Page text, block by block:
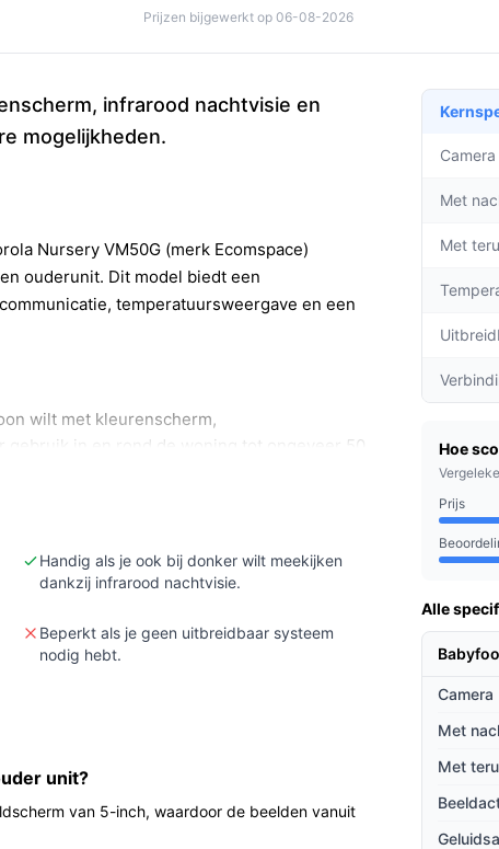
Prijzen bijgewerkt op 06-08-2026
infrarood nachtvisie en
mogelijkheden.
Nursery VM50G (merk Ecomspace)
ouderunit. Dit model biedt een
temperatuursweergave en een
wilt met kleurenscherm,
in en rond de woning tot ongeveer 50
hoe uitbreidbaar de set is (hoeveel
en welke verbindingsmethode wordt
laat je terugspreken naar de baby via
en er zijn slaapliedjes aanwezig.
handleiding.
Handig als je ook bij donker wilt meekijken
dankzij infrarood nachtvisie.
Beperkt als je geen uitbreidbaar systeem
nodig hebt.
unit?
van 5-inch, waardoor de beelden vanuit
Camera
Met
Met
Hoe
Prijs
Alle
Camera
Met
Met